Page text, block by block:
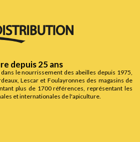
depuis 25 ans
le nourrissement des abeilles depuis 1975,
Lescar et Foulayronnes des magasins de
plus de 1700 références, représentant les
et internationales de l'apiculture.